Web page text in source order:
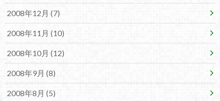
2008年12月 (7)
2008年11月 (10)
2008年10月 (12)
2008年9月 (8)
2008年8月 (5)